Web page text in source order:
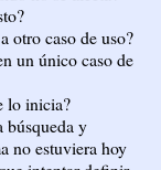
otro caso de uso?
un único caso de
lo inicia?
búsqueda y
no estuviera hoy